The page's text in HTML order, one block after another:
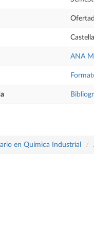
ANA
en Química Industrial